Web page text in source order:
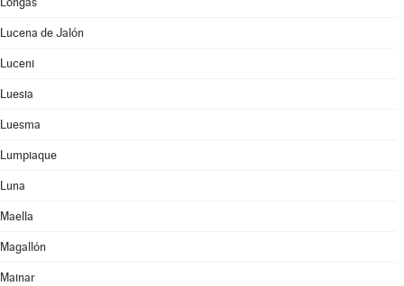
Lucena de Jalón
Luceni
Luesia
Luesma
Lumpiaque
Luna
Maella
Magallón
Mainar